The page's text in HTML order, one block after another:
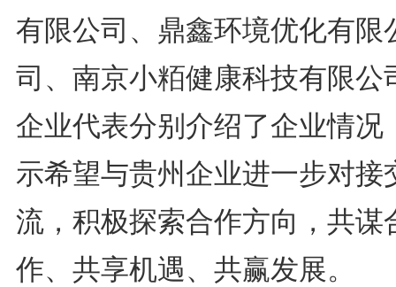
有限公司、鼎鑫环境优化有限
司、南京小粨健康科技有限公
企业代表分别介绍了企业情况
示希望与贵州企业进一步对接
流，积极探索合作方向，共谋
作、共享机遇、共赢发展。